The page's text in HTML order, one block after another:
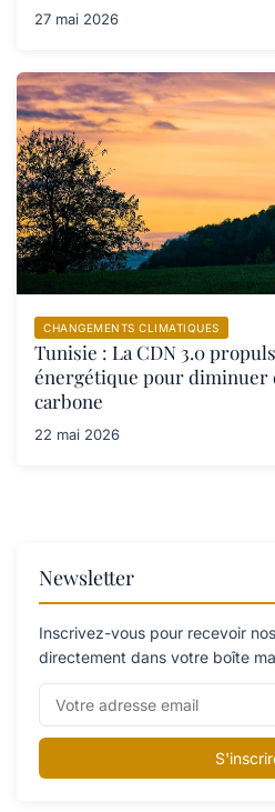
27 mai 2026
CHANGEMENTS CLIMATIQUES
Tunisie : La CDN 3.0
énergétique pour diminuer
carbone
22 mai 2026
Newsletter
Inscrivez-vous pour recevoir
directement dans votre boîte